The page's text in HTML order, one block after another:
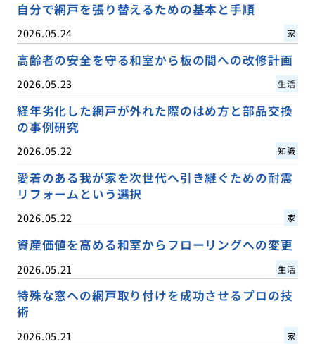
自分で網戸を張り替えるための基本と手順
2026.05.24 家
高齢者の安全を守る和室から板の間への改修計画
2026.05.23 生活
経年劣化した網戸が外れた際のはめ方と部品交換
の事例研究
2026.05.22 知識
愛着のある我が家を次世代へ引き継ぐための耐震
リフォームという選択
2026.05.22 家
資産価値を高める和室からフローリングへの変更
2026.05.21 生活
特殊な窓への網戸取り付けを成功させるプロの技
術
2026.05.21 家